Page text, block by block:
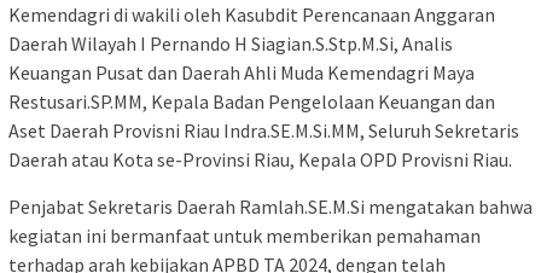
Kemendagri di wakili oleh Kasubdit Perencanaan Anggaran
Daerah Wilayah I Pernando H Siagian.S.Stp.M.Si, Analis
Keuangan Pusat dan Daerah Ahli Muda Kemendagri Maya
Restusari.SP.MM, Kepala Badan Pengelolaan Keuangan dan
Aset Daerah Provisni Riau Indra.SE.M.Si.MM, Seluruh Sekretaris
Daerah atau Kota se-Provinsi Riau, Kepala OPD Provisni Riau.
Penjabat Sekretaris Daerah Ramlah.SE.M.Si mengatakan bahwa
kegiatan ini bermanfaat untuk memberikan pemahaman
terhadap arah kebijakan APBD TA 2024, dengan telah